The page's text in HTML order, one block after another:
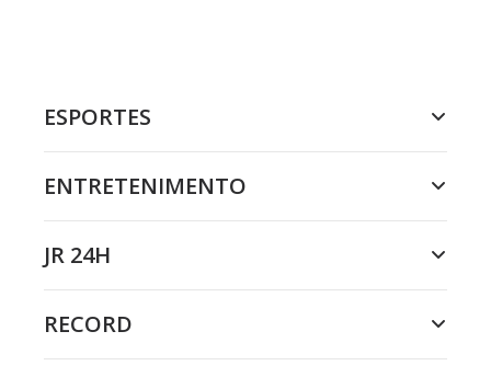
ESPORTES
ENTRETENIMENTO
JR 24H
RECORD